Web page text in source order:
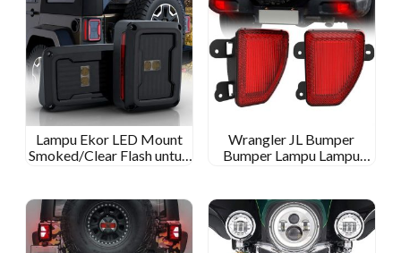
Lampu Ekor LED Mount
Smoked/Clear Flash untuk
Wrangler JL Bumper
Bumper Lampu Lampu